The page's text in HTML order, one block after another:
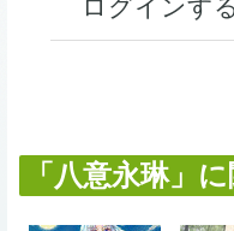
ログインす
「八意永琳」